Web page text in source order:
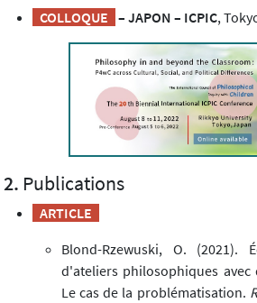
COLLOQUE – JAPON – ICPIC,
Publications
ARTICLE
Blond-Rzewuski, O. (2021).
d'ateliers philosophiques avec
Le cas de la problématisation.